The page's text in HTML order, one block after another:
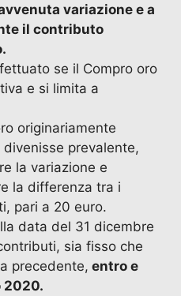
variazione e a
il contributo
se il Compro oro
e si limita a
originariamente
prevalente,
la variazione e
la differenza tra i
pari a 20 euro.
data del 31 dicembre
sia fisso che
precedente, entro e
2020.